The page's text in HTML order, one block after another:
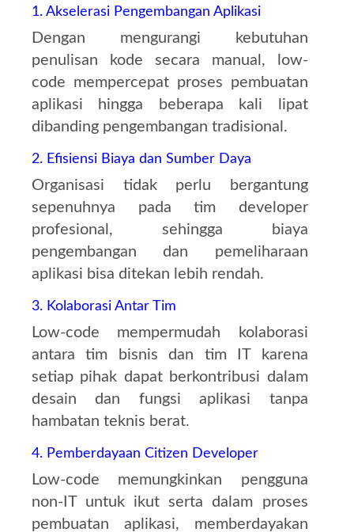
1. Akselerasi Pengembangan Aplikasi
Dengan mengurangi kebutuhan
penulisan kode secara manual, low-
code mempercepat proses pembuatan
aplikasi hingga beberapa kali lipat
dibanding pengembangan tradisional.
2. Efisiensi Biaya dan Sumber Daya
Organisasi tidak perlu bergantung
sepenuhnya pada tim developer
profesional, sehingga biaya
pengembangan dan pemeliharaan
aplikasi bisa ditekan lebih rendah.
3. Kolaborasi Antar Tim
Low-code mempermudah kolaborasi
antara tim bisnis dan tim IT karena
setiap pihak dapat berkontribusi dalam
desain dan fungsi aplikasi tanpa
hambatan teknis berat.
4. Pemberdayaan Citizen Developer
Low-code memungkinkan pengguna
non-IT untuk ikut serta dalam proses
pembuatan aplikasi, memberdayakan